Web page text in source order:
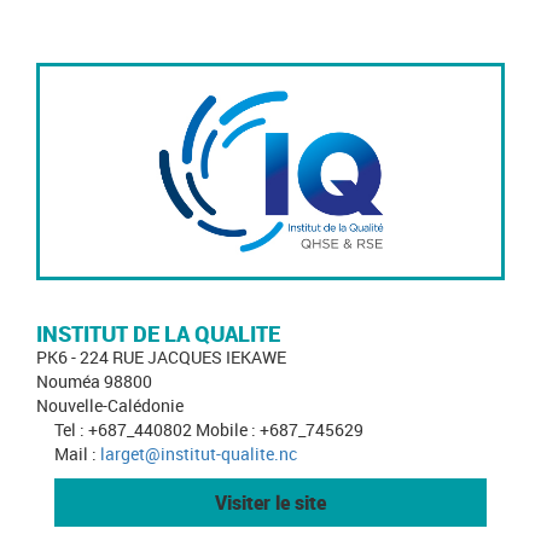
INSTITUT DE LA QUALITE
PK6 - 224 RUE JACQUES IEKAWE
Nouméa 98800
Nouvelle-Calédonie
Tel : +687_440802 Mobile : +687_745629
Mail : larget@institut-qualite.nc
Visiter le site